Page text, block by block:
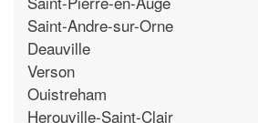
Saint-Andre-sur-Orne
Deauville
Verson
Ouistreham
Herouville-Saint-Clair